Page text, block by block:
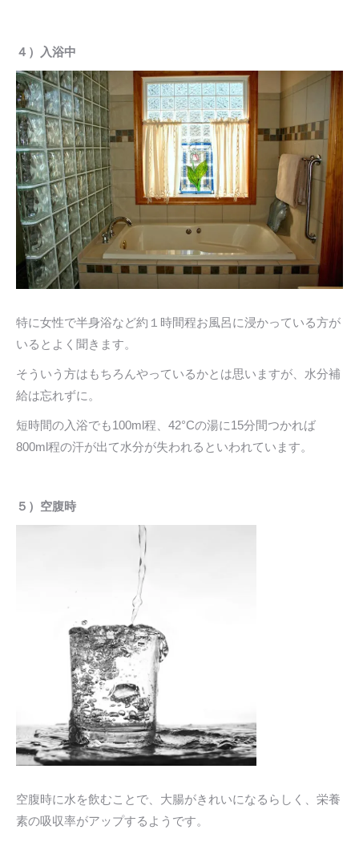
４）入浴中
特に女性で半身浴など約１時間程お風呂に浸かっている方が
いるとよく聞きます。
そういう方はもちろんやっているかとは思いますが、水分補
給は忘れずに。
短時間の入浴でも100ml程、42°Cの湯に15分間つかれば
800ml程の汗が出て水分が失われるといわれています。
５）空腹時
空腹時に水を飲むことで、大腸がきれいになるらしく、栄養
素の吸収率がアップするようです。